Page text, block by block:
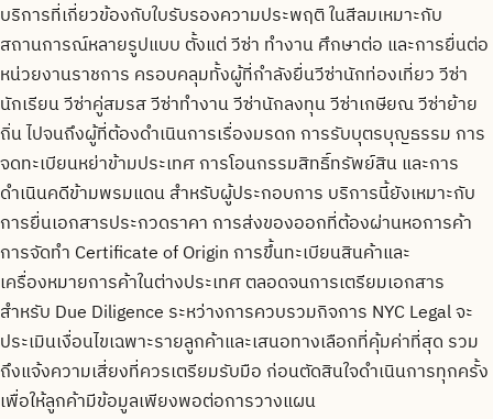
บริการที่เกี่ยวข้องกับใบรับรองความประพฤติ ในสีลมเหมาะกับ
สถานการณ์หลายรูปแบบ ตั้งแต่ วีซ่า ทำงาน ศึกษาต่อ และการยื่นต่อ
หน่วยงานราชการ ครอบคลุมทั้งผู้ที่กำลังยื่นวีซ่านักท่องเที่ยว วีซ่า
นักเรียน วีซ่าคู่สมรส วีซ่าทำงาน วีซ่านักลงทุน วีซ่าเกษียณ วีซ่าย้าย
ถิ่น ไปจนถึงผู้ที่ต้องดำเนินการเรื่องมรดก การรับบุตรบุญธรรม การ
จดทะเบียนหย่าข้ามประเทศ การโอนกรรมสิทธิ์ทรัพย์สิน และการ
ดำเนินคดีข้ามพรมแดน สำหรับผู้ประกอบการ บริการนี้ยังเหมาะกับ
การยื่นเอกสารประกวดราคา การส่งของออกที่ต้องผ่านหอการค้า
การจัดทำ Certificate of Origin การขึ้นทะเบียนสินค้าและ
เครื่องหมายการค้าในต่างประเทศ ตลอดจนการเตรียมเอกสาร
สำหรับ Due Diligence ระหว่างการควบรวมกิจการ NYC Legal จะ
ประเมินเงื่อนไขเฉพาะรายลูกค้าและเสนอทางเลือกที่คุ้มค่าที่สุด รวม
ถึงแจ้งความเสี่ยงที่ควรเตรียมรับมือ ก่อนตัดสินใจดำเนินการทุกครั้ง
เพื่อให้ลูกค้ามีข้อมูลเพียงพอต่อการวางแผน